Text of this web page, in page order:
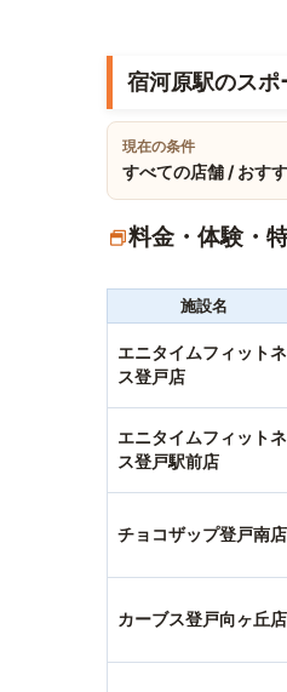
宿河原駅のス
現在の条件
すべての店舗 / おす
料金・体験・
施設名
エニタイムフィットネ
ス登戸店
エニタイムフィットネ
ス登戸駅前店
チョコザップ登戸南店
カーブス登戸向ヶ丘店